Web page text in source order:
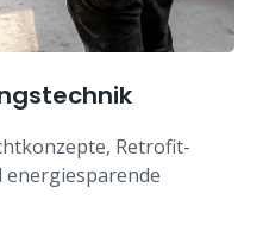
Retrofit-
energiesparende